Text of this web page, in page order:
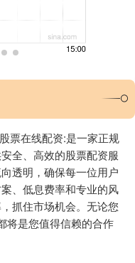
票在线配资:是一家正规
全、高效的股票配资服
透明，确保每一位用户
、低息费率和专业的风
抓住市场机会。无论您
将是您值得信赖的合作